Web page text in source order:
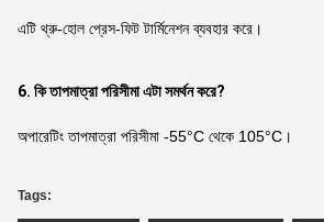
এটি থ্রু-হোল প্রেস-ফিট টার্মিনেশন ব্যবহার করে।
6. কি তাপমাত্রা পরিসীমা এটা সমর্থন করে?
অপারেটিং তাপমাত্রা পরিসীমা -55°C থেকে 105°C।
Tags: